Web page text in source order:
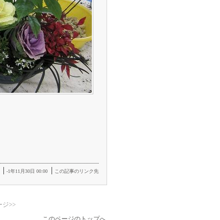
-1年11月30日 00:00 この記事のリンク先
ジ>>